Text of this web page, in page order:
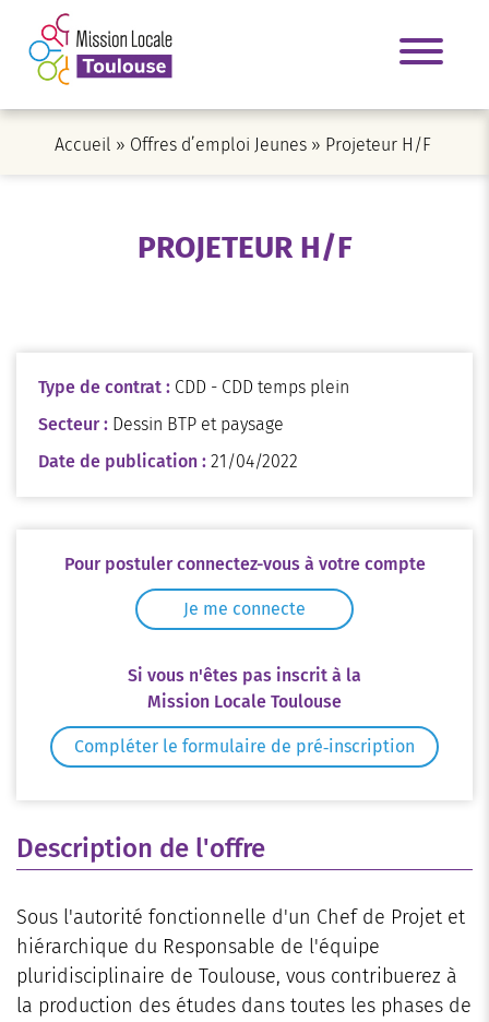
Accueil » Offres d’emploi Jeunes » Projeteur H/F
PROJETEUR H/F
Description de l'offre
Sous l'autorité fonctionnelle d'un Chef de Projet et
hiérarchique du Responsable de l'équipe
pluridisciplinaire de Toulouse, vous contribuerez à
la production des études dans toutes les phases de
Type de contrat : CDD - CDD temps plein
Secteur : Dessin BTP et paysage
Date de publication : 21/04/2022
Pour postuler connectez-vous à votre compte
Je me connecte
Si vous n'êtes pas inscrit à la
Mission Locale Toulouse
Compléter le formulaire de pré‑inscription